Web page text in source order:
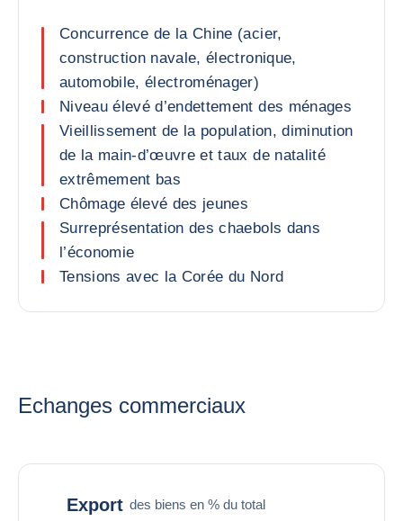
Concurrence de la Chine (acier,
construction navale, électronique,
automobile, électroménager)
Niveau élevé d’endettement des ménages
Vieillissement de la population, diminution
de la main-d’œuvre et taux de natalité
extrêmement bas
Chômage élevé des jeunes
Surreprésentation des chaebols dans
l’économie
Tensions avec la Corée du Nord
Echanges commerciaux
Export des biens en % du total